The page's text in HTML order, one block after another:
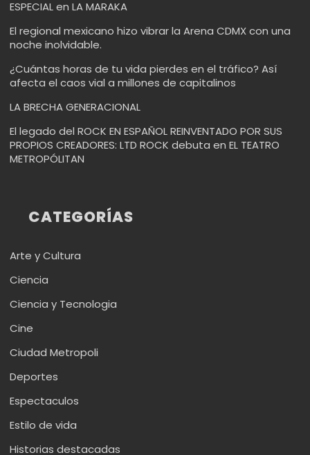
ESPECIAL en LA MARAKA
El regional mexicano hizo vibrar la Arena CDMX con una
noche inolvidable.
¿Cuántas horas de tu vida pierdes en el tráfico? Así
afecta el caos vial a millones de capitalinos
LA BRECHA GENERACIONAL
El legado del ROCK EN ESPAÑOL REINVENTADO POR SUS
PROPIOS CREADORES: LTD ROCK debuta en EL TEATRO
METROPÓLITAN
CATEGORÍAS
Arte y Cultura
Ciencia
Ciencia y Tecnologia
Cine
Ciudad Metropoli
Deportes
Espectaculos
Estilo de vida
Historias destacadas